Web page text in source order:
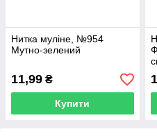
Нитка муліне, №954
Мутно-зелений
11,99 ₴
Купити